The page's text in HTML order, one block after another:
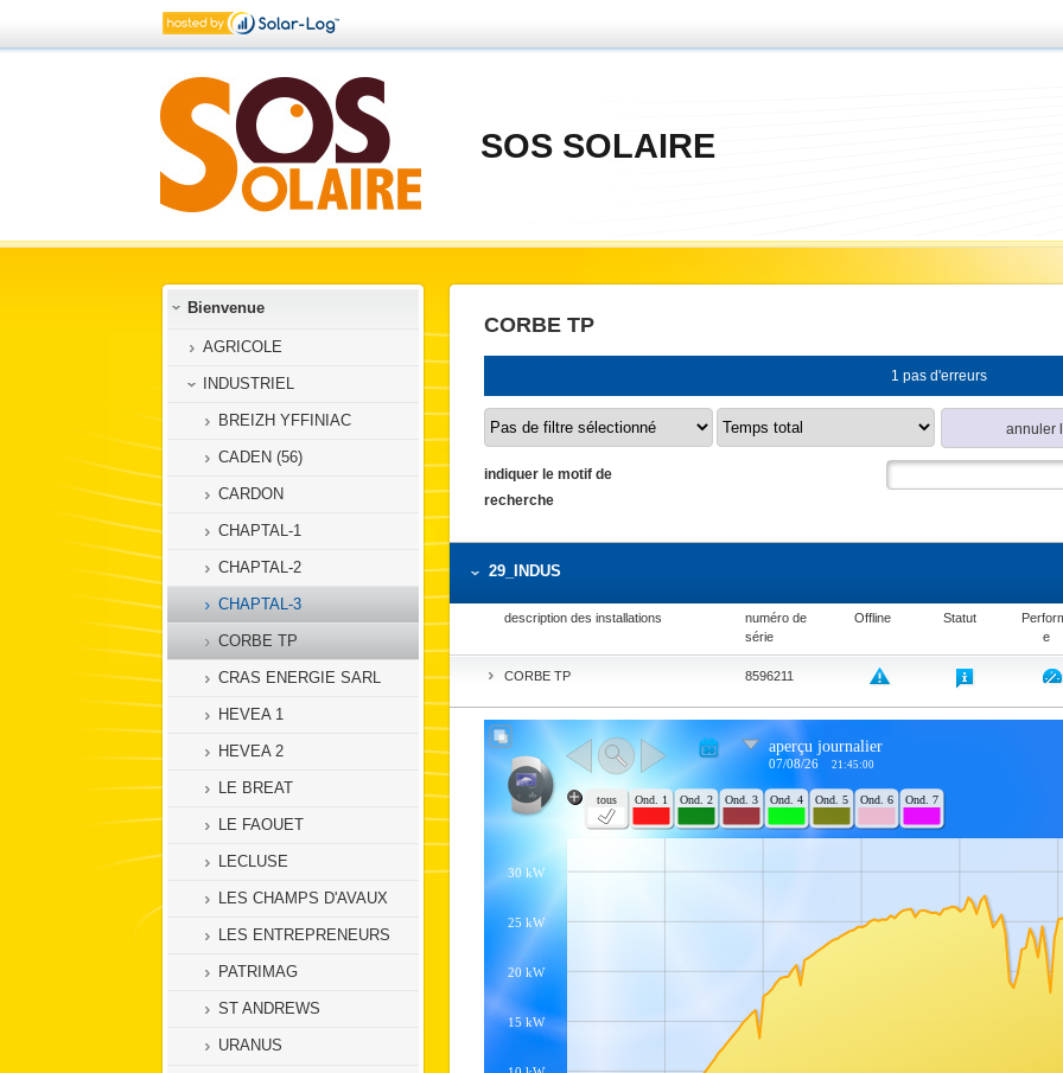
SOS SOLAIRE
Bienvenue
AGRICOLE
INDUSTRIEL
BREIZH YFFINIAC
CADEN (56)
CARDON
CHAPTAL-1
CHAPTAL-2
CHAPTAL-3
CORBE TP
CRAS ENERGIE SARL
HEVEA 1
HEVEA 2
LE BREAT
LE FAOUET
LECLUSE
LES CHAMPS D'AVAUX
LES ENTREPRENEURS
PATRIMAG
ST ANDREWS
URANUS
CORBE TP
1 pas d'erreurs
annuler
indiquer le motif de
recherche
29_INDUS
description des installations
numéro de
série
Offline Statut
e
CORBE TP 8596211